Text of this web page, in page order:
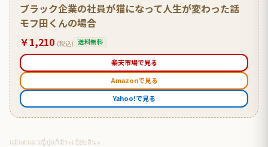
ブラック企業の社員が猫になって人生が変わった話
モフ田くんの場合
￥1,210 (税込) 送料無料
楽天市場で見る
Amazonで見る
Yahoo!で見る
แม้แต่แมวญี่ปุ่นก็มีระเบียบสินะ